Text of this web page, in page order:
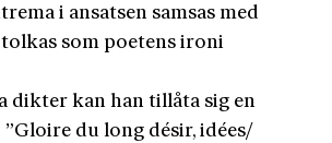
i ansatsen samsas med
som poetens ironi
dikter kan han tillåta sig en
du long désir, idées/